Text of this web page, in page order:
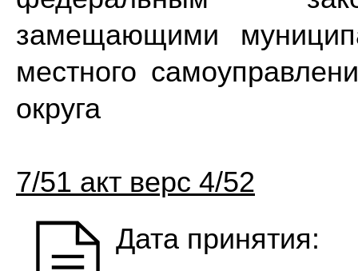
замещающими
местного
округа
7/51 акт верс 4/52
Дата принятия: